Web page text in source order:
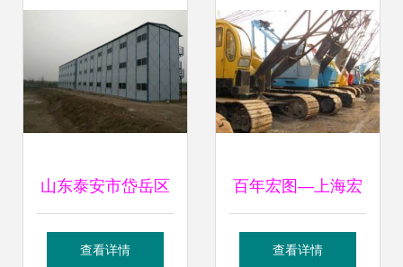
山东泰安市岱岳区
设施建筑新标杆，
查看详情
百年宏图—上海宏
伟二手工程机械公
查看详情